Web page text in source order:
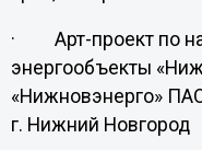
· Арт-проект по
энергообъекты
«Нижновэнерго»
г. Нижний Новгород